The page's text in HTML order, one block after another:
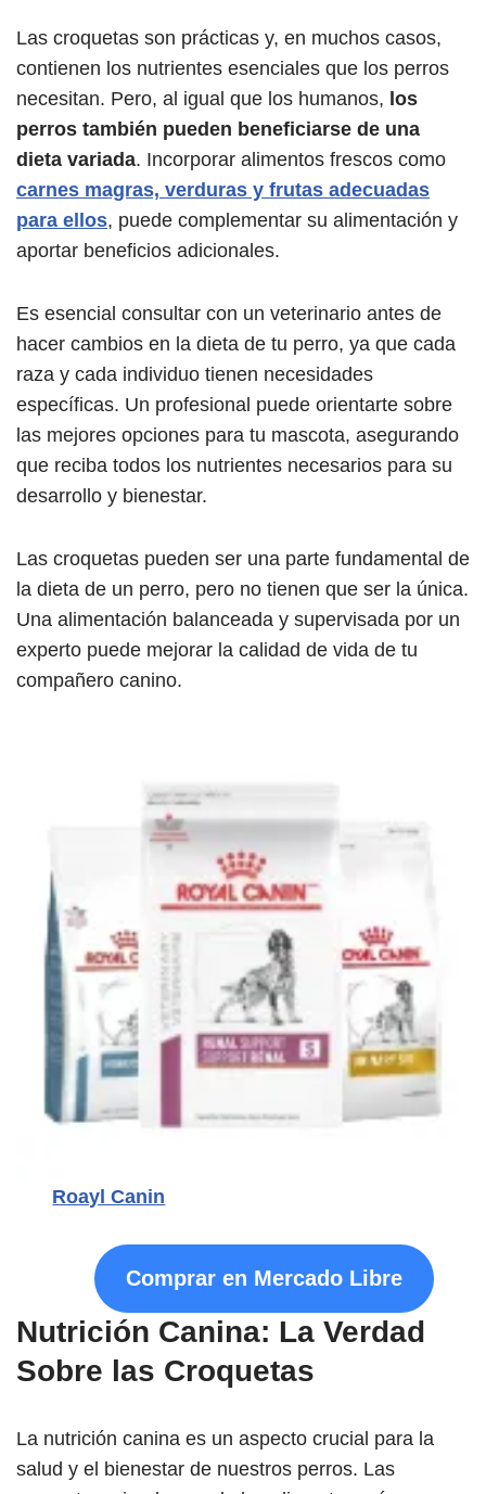
Las croquetas son prácticas y, en muchos casos,
contienen los nutrientes esenciales que los perros
necesitan. Pero, al igual que los humanos, los
perros también pueden beneficiarse de una
dieta variada. Incorporar alimentos frescos como
carnes magras, verduras y frutas adecuadas
para ellos, puede complementar su alimentación y
aportar beneficios adicionales.
Es esencial consultar con un veterinario antes de
hacer cambios en la dieta de tu perro, ya que cada
raza y cada individuo tienen necesidades
específicas. Un profesional puede orientarte sobre
las mejores opciones para tu mascota, asegurando
que reciba todos los nutrientes necesarios para su
desarrollo y bienestar.
Las croquetas pueden ser una parte fundamental de
la dieta de un perro, pero no tienen que ser la única.
Una alimentación balanceada y supervisada por un
experto puede mejorar la calidad de vida de tu
compañero canino.
Roayl Canin
Comprar en Mercado Libre
Nutrición Canina: La Verdad
Sobre las Croquetas
La nutrición canina es un aspecto crucial para la
salud y el bienestar de nuestros perros. Las